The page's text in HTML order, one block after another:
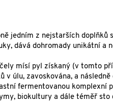
jedním z nejstarších
dává dohromady unikátní a
mísí pyl získaný (v tomto
v úlu, zavoskována, a
fermentovanou komplexní
biokultury a dále téměř